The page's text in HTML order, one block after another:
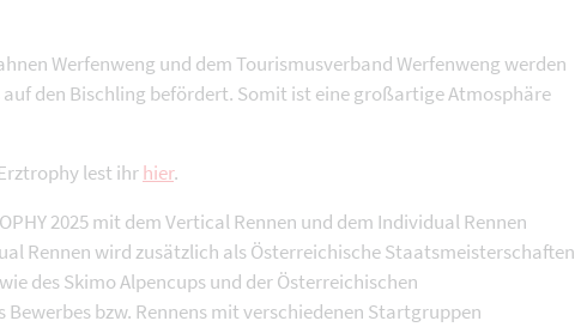
Werfenweng und dem Tourismusverband Werfenweng werden
den Bischling befördert. Somit ist eine großartige Atmosphäre
lest ihrhier.
2025 mit dem Vertical Rennen und dem Individual Rennen
Rennen wird zusätzlich als Österreichische Staatsmeisterschaften
des Skimo Alpencups und der Österreichischen
bzw. Rennens mit verschiedenen Startgruppen